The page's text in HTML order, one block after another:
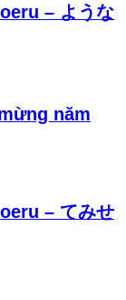
– ような
năm
– てみせ